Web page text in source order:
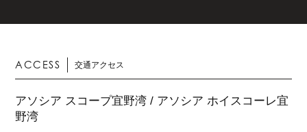
ACCESS 交通アクセス
アソシア スコープ宜野湾 / アソシア ホイスコーレ宜
野湾